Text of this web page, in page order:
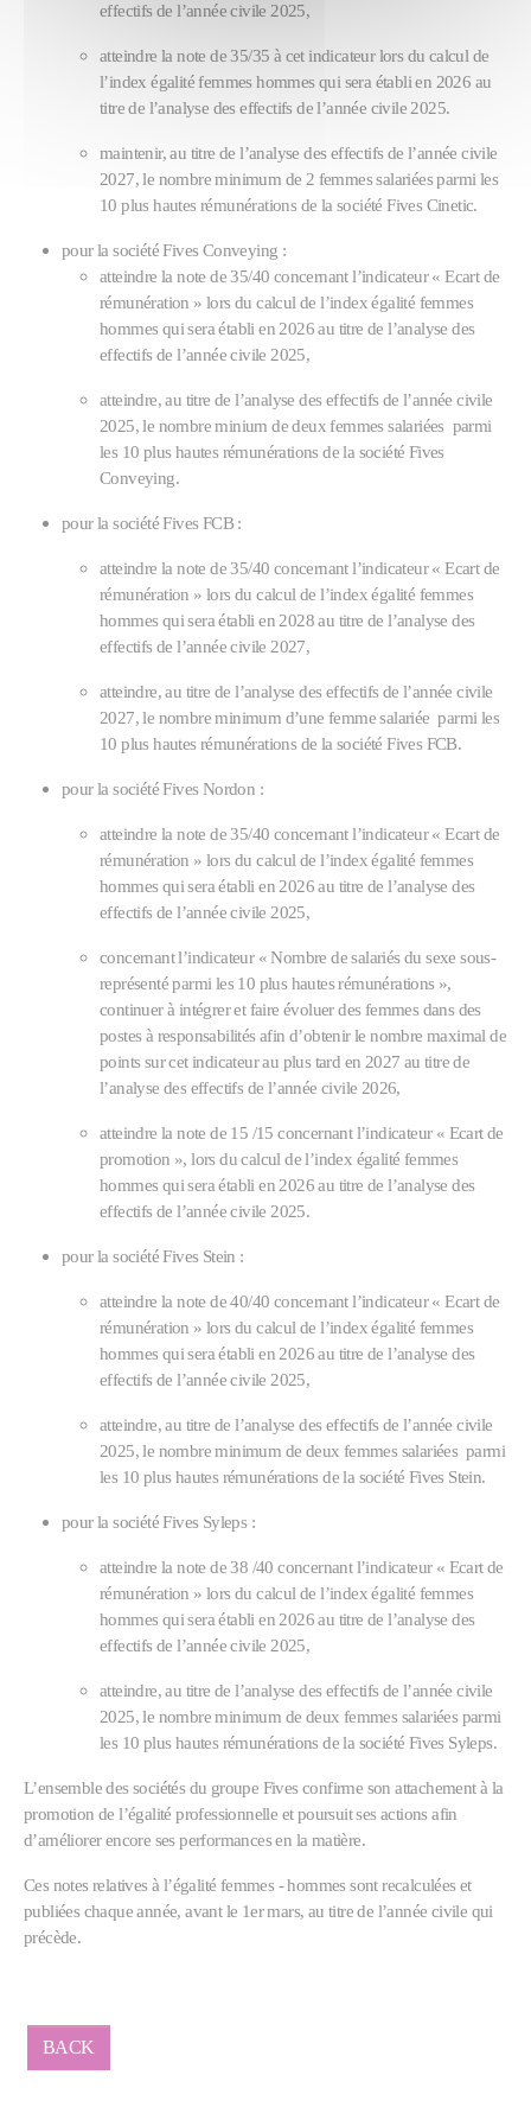
effectifs de l’année civile 2025,
atteindre la note de 35/35 à cet indicateur lors du calcul de
l’index égalité femmes hommes qui sera établi en 2026 au
titre de l’analyse des effectifs de l’année civile 2025.
maintenir, au titre de l’analyse des effectifs de l’année civile
2027, le nombre minimum de 2 femmes salariées parmi les
10 plus hautes rémunérations de la société Fives Cinetic.
pour la société Fives Conveying :
atteindre la note de 35/40 concernant l’indicateur « Ecart de
rémunération » lors du calcul de l’index égalité femmes
hommes qui sera établi en 2026 au titre de l’analyse des
effectifs de l’année civile 2025,
atteindre, au titre de l’analyse des effectifs de l’année civile
2025, le nombre minium de deux femmes salariées parmi
les 10 plus hautes rémunérations de la société Fives
Conveying.
pour la société Fives FCB :
atteindre la note de 35/40 concernant l’indicateur « Ecart de
rémunération » lors du calcul de l’index égalité femmes
hommes qui sera établi en 2028 au titre de l’analyse des
effectifs de l’année civile 2027,
atteindre, au titre de l’analyse des effectifs de l’année civile
2027, le nombre minimum d’une femme salariée parmi les
10 plus hautes rémunérations de la société Fives FCB.
pour la société Fives Nordon :
atteindre la note de 35/40 concernant l’indicateur « Ecart de
rémunération » lors du calcul de l’index égalité femmes
hommes qui sera établi en 2026 au titre de l’analyse des
effectifs de l’année civile 2025,
concernant l’indicateur « Nombre de salariés du sexe sous-
représenté parmi les 10 plus hautes rémunérations »,
continuer à intégrer et faire évoluer des femmes dans des
postes à responsabilités afin d’obtenir le nombre maximal de
points sur cet indicateur au plus tard en 2027 au titre de
l’analyse des effectifs de l’année civile 2026,
atteindre la note de 15 /15 concernant l’indicateur « Ecart de
promotion », lors du calcul de l’index égalité femmes
hommes qui sera établi en 2026 au titre de l’analyse des
effectifs de l’année civile 2025.
pour la société Fives Stein :
atteindre la note de 40/40 concernant l’indicateur « Ecart de
rémunération » lors du calcul de l’index égalité femmes
hommes qui sera établi en 2026 au titre de l’analyse des
effectifs de l’année civile 2025,
atteindre, au titre de l’analyse des effectifs de l’année civile
2025, le nombre minimum de deux femmes salariées parmi
les 10 plus hautes rémunérations de la société Fives Stein.
pour la société Fives Syleps :
atteindre la note de 38 /40 concernant l’indicateur « Ecart de
rémunération » lors du calcul de l’index égalité femmes
hommes qui sera établi en 2026 au titre de l’analyse des
effectifs de l’année civile 2025,
atteindre, au titre de l’analyse des effectifs de l’année civile
2025, le nombre minimum de deux femmes salariées parmi
les 10 plus hautes rémunérations de la société Fives Syleps.
L’ensemble des sociétés du groupe Fives confirme son attachement à la
promotion de l’égalité professionnelle et poursuit ses actions afin
d’améliorer encore ses performances en la matière.
Ces notes relatives à l’égalité femmes - hommes sont recalculées et
publiées chaque année, avant le 1er mars, au titre de l’année civile qui
précède.
BACK